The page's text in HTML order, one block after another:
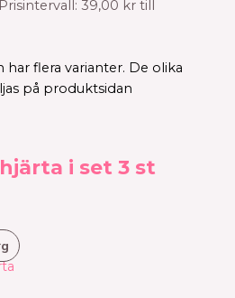
Prisintervall: 39,00 kr till
flera varianter. De olika
på produktsidan
i set 3 st